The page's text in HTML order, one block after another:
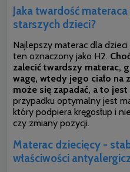
Jaka twardość
starszych dzieci?
Najlepszy materac dla
ten oznaczony jako H2.
zalecić twardszy materac,
wagę, wtedy jego ciało na
może się zapadać, a to
przypadku optymalny jest
który podpiera kręgosłup i
czy zmiany pozycji.
Materac dziecięcy -
właściwości